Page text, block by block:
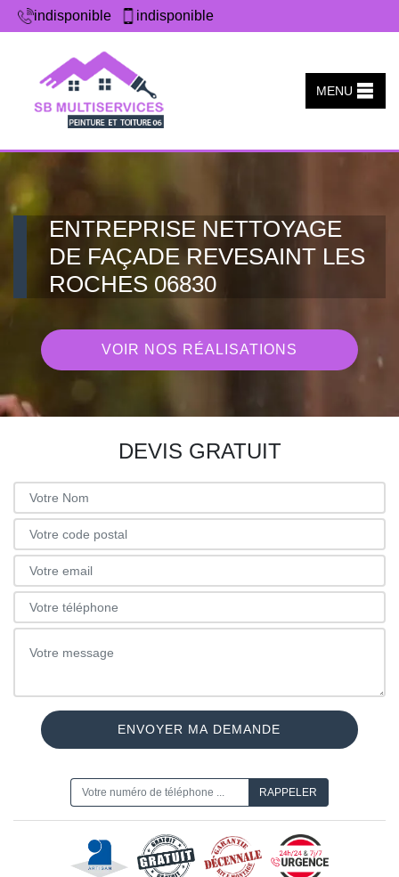
indisponible indisponible
MENU
ENTREPRISE NETTOYAGE
DE FAÇADE REVESAINT LES
ROCHES 06830
VOIR NOS RÉALISATIONS
DEVIS GRATUIT